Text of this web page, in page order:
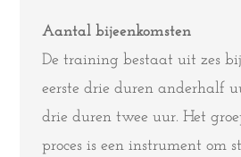
Aantal bijeenkomsten
De training bestaat uit zes
eerste drie duren anderhalf
drie duren twee uur. Het
proces is een instrument om